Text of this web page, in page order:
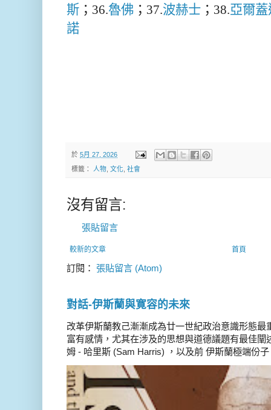
斯 ；36.魯佛 ；37.波赫士 ；38.亞爾蓋
諾
於 5月 27, 2026
標籤： 人物 文化 社會
沒有留言:
張貼留言
較新的文章 首頁
訂閱： 張貼留言 (Atom)
對話-伊斯蘭與寛容的未來
改革伊斯蘭教己漸漸成為廿一世紀政治意識形態
富有感情，尤其在涉及的思想與道德議題有最佳
姆 - 哈里斯 (Sam Harris) ，以及前 伊斯蘭極端份